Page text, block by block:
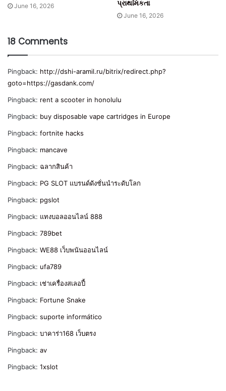
June 16, 2026
પ્રાથમિકતા
June 16, 2026
18 Comments
Pingback: http://dshi-aramil.ru/bitrix/redirect.php?
goto=https://gasdank.com/
Pingback: rent a scooter in honolulu
Pingback: buy disposable vape cartridges in Europe
Pingback: fortnite hacks
Pingback: mancave
Pingback: ฉลากสินค้า
Pingback: PG SLOT แบรนด์ดังชั่นนำระดับโลก
Pingback: pgslot
Pingback: แทงบอลออนไลน์ 888
Pingback: 789bet
Pingback: WE88 เว็บพนันออนไลน์
Pingback: ufa789
Pingback: เช่าเครื่องสเลอปี้
Pingback: Fortune Snake
Pingback: suporte informático
Pingback: บาคาร่า168 เว็บตรง
Pingback: av
Pingback: 1xslot